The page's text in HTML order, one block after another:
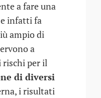
a fare una
infatti fa
ampio di
a
per il
di diversi
i risultati